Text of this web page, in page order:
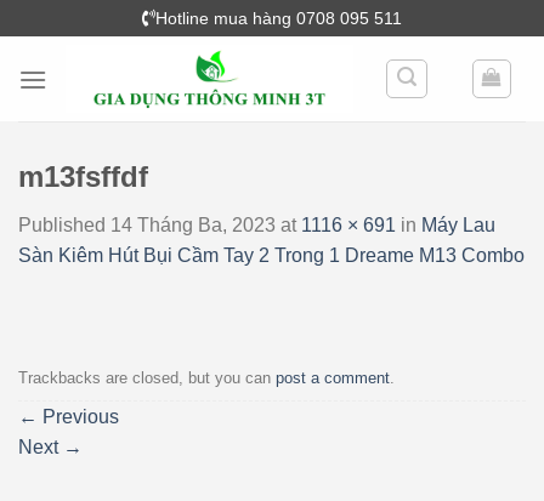
content
Hotline mua hàng 0708 095 511
m13fsffdf
Published 14 Tháng Ba, 2023 at 1116 × 691 in Máy Lau
Sàn Kiêm Hút Bụi Cầm Tay 2 Trong 1 Dreame M13 Combo
Trackbacks are closed, but you can post a comment.
← Previous
Next →